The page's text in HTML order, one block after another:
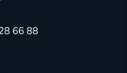
66 88